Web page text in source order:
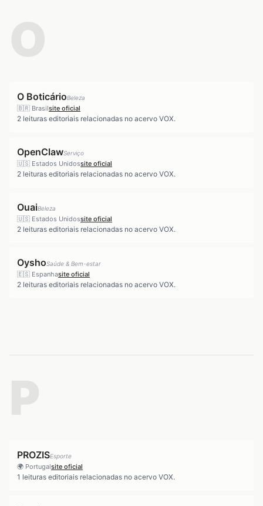
O BoticárioBeleza
🇧🇷 Brasilsite oficial
2 leituras editoriais relacionadas no acervo VOX.
OpenClawServiço
🇺🇸 Estados Unidossite oficial
2 leituras editoriais relacionadas no acervo VOX.
OuaiBeleza
🇺🇸 Estados Unidossite oficial
2 leituras editoriais relacionadas no acervo VOX.
OyshoSaúde & Bem-estar
🇪🇸 Espanhasite oficial
2 leituras editoriais relacionadas no acervo VOX.
PROZISEsporte
🌍 Portugalsite oficial
1 leituras editoriais relacionadas no acervo VOX.